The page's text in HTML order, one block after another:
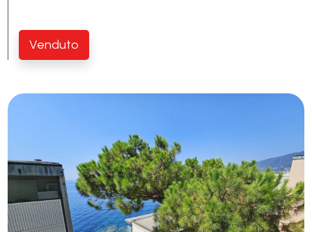
Venduto
Balcone/Terrazzo
Piscina
Vista mare